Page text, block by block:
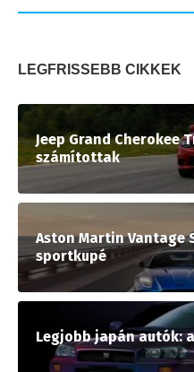
LEGFRISSEBB CIKKEK
Jeep Grand Cherokee
számítottak
Aston Martin
sportkupé
Legjobb japán autók: